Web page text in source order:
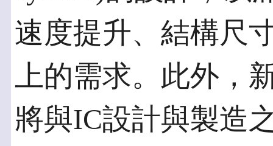
速度提升、結構尺
上的需求。此外，
將與IC設計與製造